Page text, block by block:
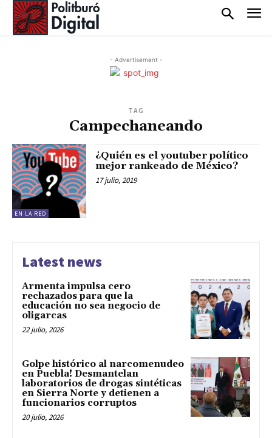
- Advertisement -
TAG
Campechaneando
EN LA RED
¿Quién es el youtuber político
mejor rankeado de México?
17 julio, 2019
Latest news
Armenta impulsa cero
rechazados para que la
educación no sea negocio de
oligarcas
22 julio, 2026
Golpe histórico al narcomenudeo
en Puebla! Desmantelan
laboratorios de drogas sintéticas
en Sierra Norte y detienen a
funcionarios corruptos
20 julio, 2026